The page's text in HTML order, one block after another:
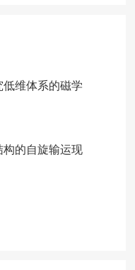
维体系的磁学
构的自旋输运现